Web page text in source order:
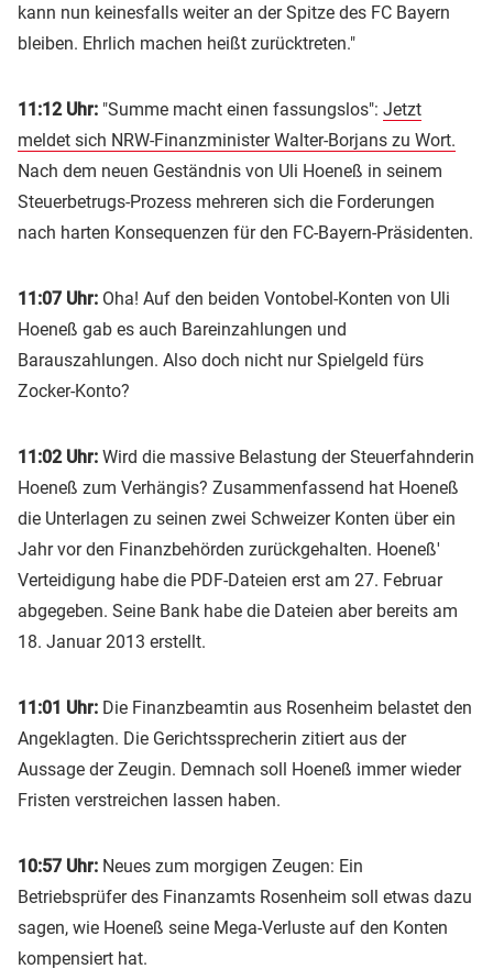
kann nun keinesfalls weiter an der Spitze des FC Bayern
bleiben. Ehrlich machen heißt zurücktreten."
11:12 Uhr: "Summe macht einen fassungslos": Jetzt
meldet sich NRW-Finanzminister Walter-Borjans zu Wort.
Nach dem neuen Geständnis von Uli Hoeneß in seinem
Steuerbetrugs-Prozess mehreren sich die Forderungen
nach harten Konsequenzen für den FC-Bayern-Präsidenten.
11:07 Uhr: Oha! Auf den beiden Vontobel-Konten von Uli
Hoeneß gab es auch Bareinzahlungen und
Barauszahlungen. Also doch nicht nur Spielgeld fürs
Zocker-Konto?
11:02 Uhr: Wird die massive Belastung der Steuerfahnderin
Hoeneß zum Verhängis? Zusammenfassend hat Hoeneß
die Unterlagen zu seinen zwei Schweizer Konten über ein
Jahr vor den Finanzbehörden zurückgehalten. Hoeneß'
Verteidigung habe die PDF-Dateien erst am 27. Februar
abgegeben. Seine Bank habe die Dateien aber bereits am
18. Januar 2013 erstellt.
11:01 Uhr: Die Finanzbeamtin aus Rosenheim belastet den
Angeklagten. Die Gerichtssprecherin zitiert aus der
Aussage der Zeugin. Demnach soll Hoeneß immer wieder
Fristen verstreichen lassen haben.
10:57 Uhr: Neues zum morgigen Zeugen: Ein
Betriebsprüfer des Finanzamts Rosenheim soll etwas dazu
sagen, wie Hoeneß seine Mega-Verluste auf den Konten
kompensiert hat.